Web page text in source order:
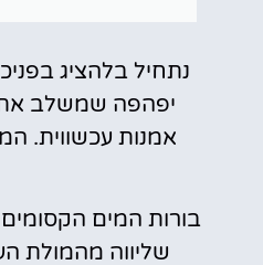
נתחיל בלהציג
יפהפה שמשלב את
אמנות עכשווית.